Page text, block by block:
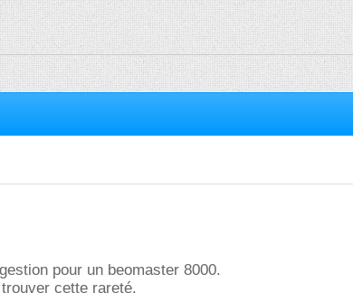
pour un beomaster 8000.
cette rareté.